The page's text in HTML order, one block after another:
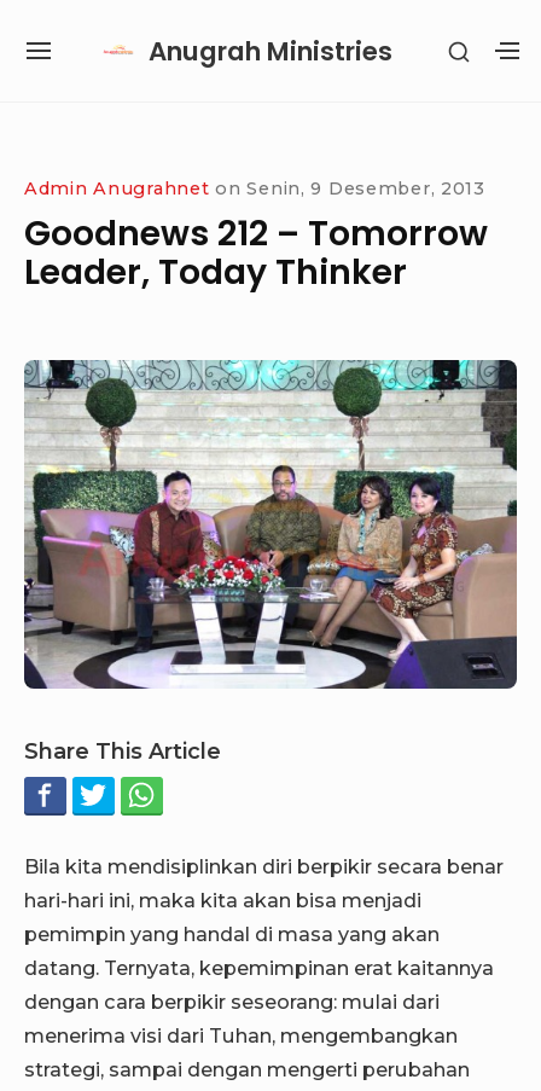
Anugrah Ministries
SITE
SHOW
Admin Anugrahnet on Senin, 9 Desember, 2013
Goodnews 212 – Tomorrow
Leader, Today Thinker
Share This Article
Bila kita mendisiplinkan diri berpikir secara benar
hari-hari ini, maka kita akan bisa menjadi
pemimpin yang handal di masa yang akan
datang. Ternyata, kepemimpinan erat kaitannya
dengan cara berpikir seseorang: mulai dari
menerima visi dari Tuhan, mengembangkan
strategi, sampai dengan mengerti perubahan